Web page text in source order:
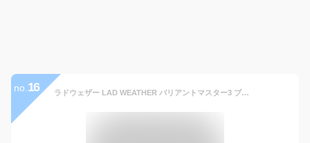
no. 16 ラドウェザー LAD WEATHER バリアントマスター3 ブランド 腕時計 200m防水搭載 デジタルとアナログを融合させたミリタリーウォッチ 時計 スポーツウォッチ 男性用 メンズ デジアナ アウトドア ミリタリ 腕時計 防水 あす楽